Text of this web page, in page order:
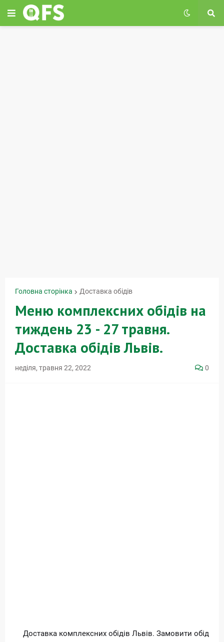
Головна сторінка Доставка обідів
Меню комплексних обідів на
тиждень 23 - 27 травня.
Доставка обідів Львів.
неділя, травня 22, 2022 0
Доставка комплексних обідів Львів. Замовити обід